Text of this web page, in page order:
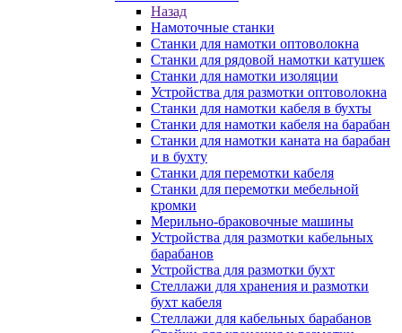
Назад
Намоточные станки
Станки для намотки оптоволокна
Станки для рядовой намотки катушек
Станки для намотки изоляции
Устройства для размотки оптоволокна
Станки для намотки кабеля в бухты
Станки для намотки кабеля на барабан
Станки для намотки каната на барабан
и в бухту
Станки для перемотки кабеля
Станки для перемотки мебельной
кромки
Мерильно-браковочные машины
Устройства для размотки кабельных
барабанов
Устройства для размотки бухт
Стеллажи для хранения и размотки
бухт кабеля
Стеллажи для кабельных барабанов